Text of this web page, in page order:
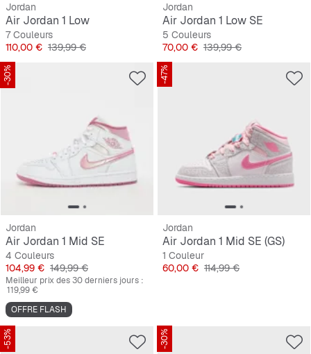
Jordan
Air Jordan 1 Low
7 Couleurs
Prix
110,00 € Prix original
139,99 €
Jordan
Air Jordan 1 Low SE
5 Couleurs
Prix
70,00 € Prix original
139,99 €
-30%
Jordan
Air Jordan 1 Mid SE
4 Couleurs
Prix
104,99 € Prix original
149,99 €
Meilleur prix des 30 derniers jours :
119,99 €
OFFRE FLASH
-47%
Jordan
Air Jordan 1 Mid SE (GS)
1 Couleur
Prix
60,00 € Prix original
114,99 €
-53% -30%